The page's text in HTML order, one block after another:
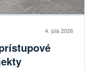
4. júla 2026